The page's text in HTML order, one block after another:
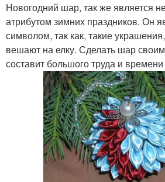
Новогодний шар, так же является
атрибутом зимних праздников. Он
символом, так как, такие
вешают на елку. Сделать шар
составит большого труда и